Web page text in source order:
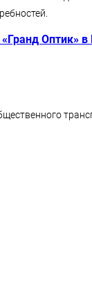
Оптик» в